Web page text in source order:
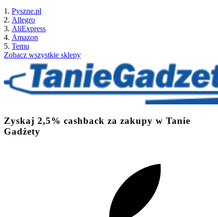
Pyszne.pl
Allegro
AliExpress
Amazon
Temu
Zobacz wszystkie sklepy
Zyskaj 2,5% cashback za zakupy w Tanie
Gadżety